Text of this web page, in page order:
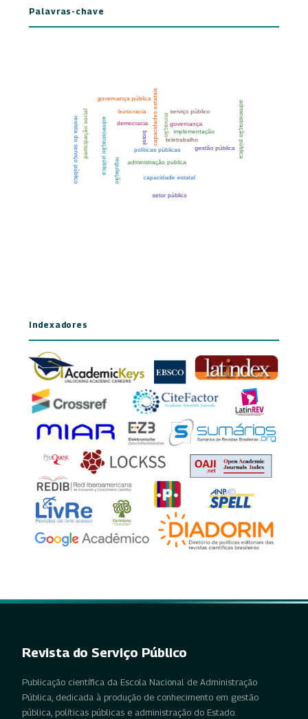
Palavras-chave
Indexadores
Revista do Serviço Público
Publicação científica da Escola Nacional de Administração
Pública, dedicada à produção de conhecimento em gestão
pública, políticas públicas e administração do Estado.